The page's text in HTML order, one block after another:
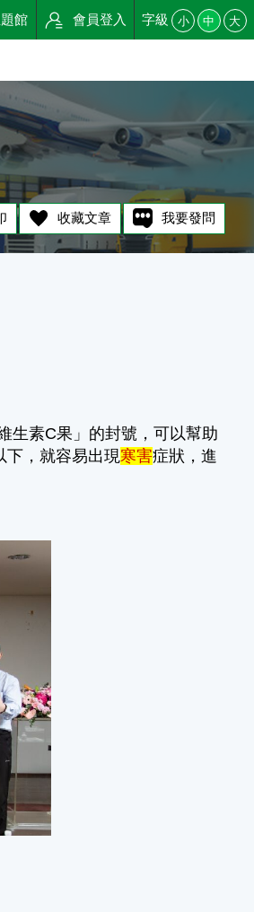
館 會員登入 字級 小 中 大
收藏文章 我要發問
生素C果」的封號，可以幫助
，就容易出現寒害症狀，進